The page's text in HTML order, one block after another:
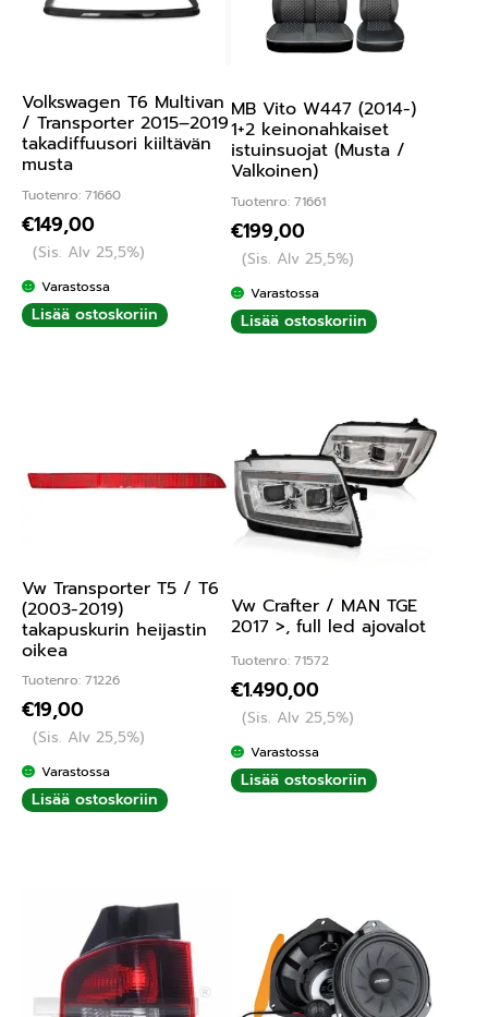
Volkswagen T6 Multivan
/ Transporter 2015–2019
takadiffuusori kiiltävän
musta
Tuotenro: 71660
€149,00
(Sis. Alv 25,5%)
Varastossa
Lisää ostoskoriin
MB Vito W447 (2014-)
1+2 keinonahkaiset
istuinsuojat (Musta /
Valkoinen)
Tuotenro: 71661
€199,00
(Sis. Alv 25,5%)
Varastossa
Lisää ostoskoriin
Vw Transporter T5 / T6
(2003-2019)
takapuskurin heijastin
oikea
Tuotenro: 71226
€19,00
(Sis. Alv 25,5%)
Varastossa
Lisää ostoskoriin
Vw Crafter / MAN TGE
2017 >, full led ajovalot
Tuotenro: 71572
€1.490,00
(Sis. Alv 25,5%)
Varastossa
Lisää ostoskoriin